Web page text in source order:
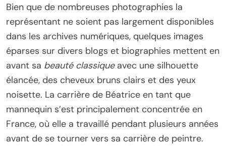
Bien que de nombreuses photographies la
représentant ne soient pas largement disponibles
dans les archives numériques, quelques images
éparses sur divers blogs et biographies mettent en
avant sa beauté classiqueavec une silhouette
élancée, des cheveux bruns clairs et des yeux
noisette. La carrière de Béatrice en tant que
mannequin s’est principalement concentrée en
France, où elle a travaillé pendant plusieurs années
avant de se tourner vers sa carrière de peintre.